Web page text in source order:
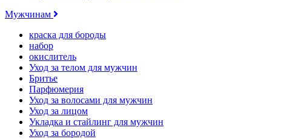
Мужчинам
краска для бороды
набор
окислитель
Уход за телом для мужчин
Бритье
Парфюмерия
Уход за волосами для мужчин
Уход за лицом
Укладка и стайлинг для мужчин
Уход за бородой